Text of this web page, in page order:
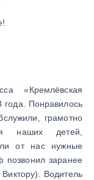
«Кремлёвская
года. Понравилось
грамотно
наших детей,
от нас нужные
позвонил заранее
Водитель